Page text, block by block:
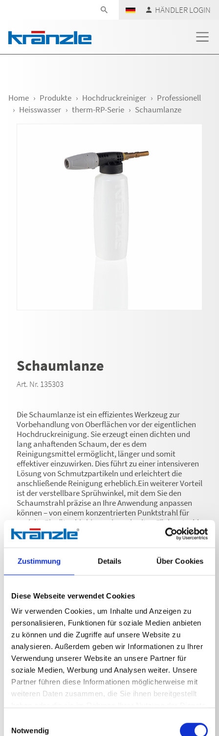
Zustimmung Details Über Cookies
Diese Webseite verwendet Cookies
Wir verwenden Cookies, um Inhalte und Anzeigen zu
personalisieren, Funktionen für soziale Medien anbieten
zu können und die Zugriffe auf unsere Website zu
analysieren. Außerdem geben wir Informationen zu Ihrer
Verwendung unserer Website an unsere Partner für
soziale Medien, Werbung und Analysen weiter. Unsere
Partner führen diese Informationen möglicherweise mit
weiteren Daten zusammen, die Sie ihnen bereitgestellt
Notwendig
HÄNDLER LOGIN
Home Produkte Hochdruckreiniger
Professionell
Heisswasser
therm-RP-Serie Schaumlanze
Schaumlanze
Art. Nr. 135303
Die Schaumlanze ist ein effizientes Werkzeug zur
Vorbehandlung von Oberflächen vor der eigentlichen
Hochdruckreinigung. Sie erzeugt einen dichten und
lang anhaftenden Schaum, der es dem
Reinigungsmittel ermöglicht, länger und somit
effektiver einzuwirken. Dies führt zu einer intensiveren
Lösung von Schmutzpartikeln und erleichtert die
anschließende Reinigung erheblich.Ein weiterer Vorteil
ist der verstellbare Sprühwinkel, mit dem Sie den
Schaumstrahl präzise an Ihre Anwendung anpassen
können – von einem konzentrierten Punktstrahl für
gezielte Einsätze bis hin zu einem breiten Fächerstrahl
für die großflächige Schaumanwendung.Die
Schaumlanze ist mit einem robusten 1-Liter-Behälter
unterbrechungsfreie Nutzung über einen längeren
verhindert ein Auslaufen des Reinigungsmittels.
Technische Angaben
TECHNISCHE ANGABEN